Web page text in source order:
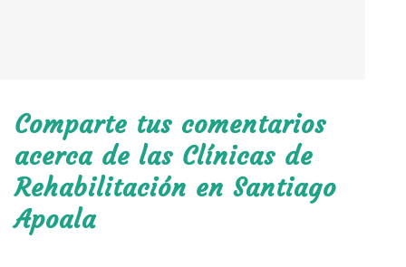
Comparte tus comentarios
acerca de las Clínicas de
Rehabilitación en Santiago
Apoala